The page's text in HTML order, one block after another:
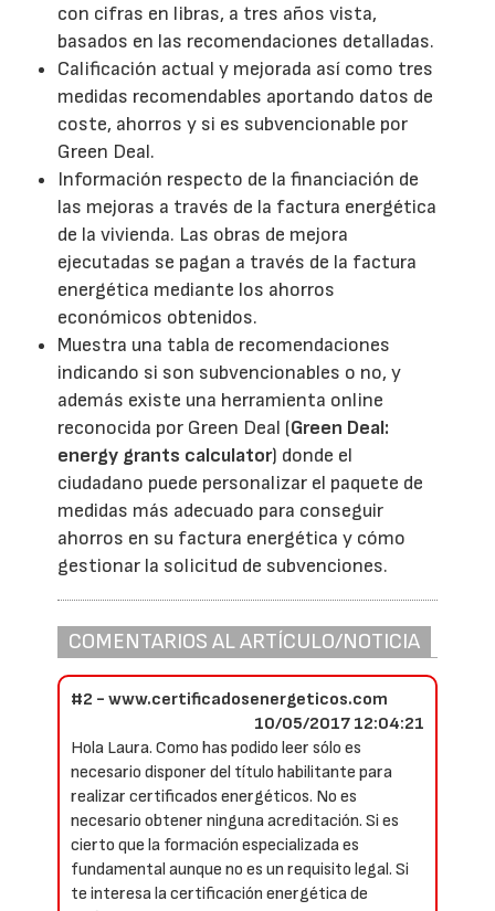
con cifras en libras, a tres años vista,
basados en las recomendaciones detalladas.
Calificación actual y mejorada así como tres
medidas recomendables aportando datos de
coste, ahorros y si es subvencionable por
Green Deal.
Información respecto de la financiación de
las mejoras a través de la factura energética
de la vivienda. Las obras de mejora
ejecutadas se pagan a través de la factura
energética mediante los ahorros
económicos obtenidos.
Muestra una tabla de recomendaciones
indicando si son subvencionables o no, y
además existe una herramienta online
reconocida por Green Deal (Green Deal:
energy grants calculator) donde el
ciudadano puede personalizar el paquete de
medidas más adecuado para conseguir
ahorros en su factura energética y cómo
gestionar la solicitud de subvenciones.
COMENTARIOS AL ARTÍCULO/NOTICIA
#2 - www.certificadosenergeticos.com
10/05/2017 12:04:21
Hola Laura. Como has podido leer sólo es
necesario disponer del título habilitante para
realizar certificados energéticos. No es
necesario obtener ninguna acreditación. Si es
cierto que la formación especializada es
fundamental aunque no es un requisito legal. Si
te interesa la certificación energética de